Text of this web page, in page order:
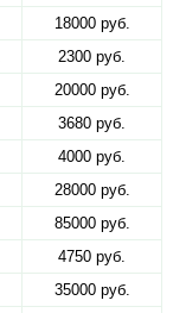
18000 руб.
2300 руб.
20000 руб.
3680 руб.
4000 руб.
28000 руб.
85000 руб.
4750 руб.
35000 руб.